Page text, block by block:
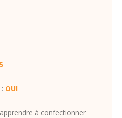
OUI
à confectionner